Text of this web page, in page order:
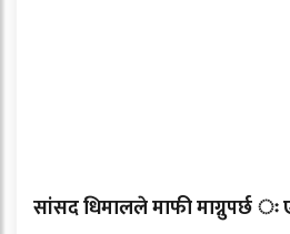
सांसद धिमालले माफी माग्नुपर्छ